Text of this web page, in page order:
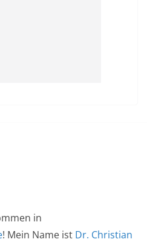
in
! Mein Name ist Dr. Christian